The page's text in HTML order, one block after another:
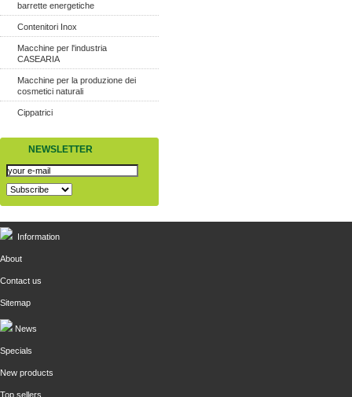
barrette energetiche
Contenitori Inox
Macchine per l'industria
CASEARIA
Macchine per la produzione dei
cosmetici naturali
Cippatrici
NEWSLETTER
Information
About
Contact us
Sitemap
News
Specials
New products
Top sellers